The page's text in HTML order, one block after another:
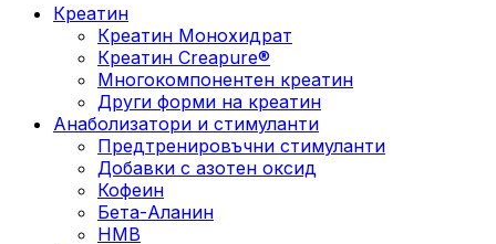
Креатин
Креатин Монохидрат
Креатин Creapure®
Многокомпонентен креатин
Други форми на креатин
Анаболизатори и стимуланти
Предтренировъчни стимуланти
Добавки с азотен оксид
Кофеин
Бета-Аланин
HMB